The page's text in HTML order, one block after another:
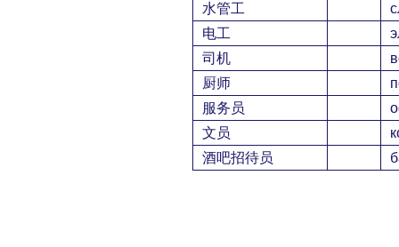
水管工
电工
司机
厨师
服务员
文员
酒吧招待员